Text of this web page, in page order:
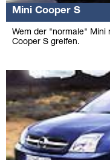
Mini Cooper S
Wem der "normale" Mini
Cooper S greifen.